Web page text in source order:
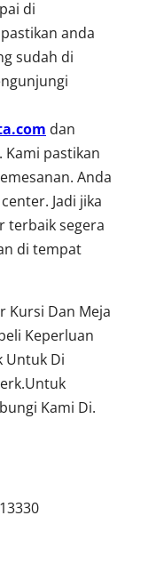
di
anda
sudah di
dan
pastikan
Anda
Jadi jika
terbaik segera
di tempat
Kursi Dan Meja
Keperluan
Untuk Di
Kami Di.